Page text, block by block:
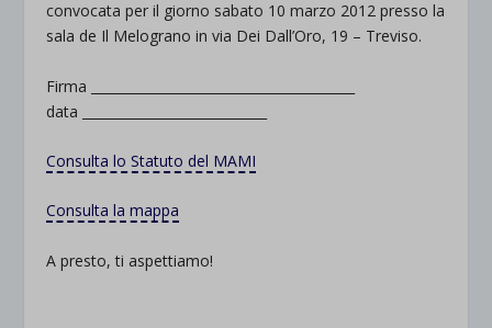
convocata per il giorno sabato 10 marzo 2012 presso la
sala de Il Melograno in via Dei Dall’Oro, 19 – Treviso.
Firma ________________________________________
data ____________________________
Consulta lo Statuto del MAMI
Consulta la mappa
A presto, ti aspettiamo!